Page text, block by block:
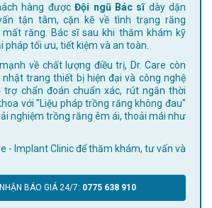
hàng đượcĐội ngũ Bác sĩdày dặn
tận tâm, cặn kẽ về tình trạng răng
răng. Bác sĩ sau khi thăm khám kỹ
pháp tối ưu, tiết kiệm và an toàn.
trang thiết bị hiện đại và công nghệ
chẩn đoán chuẩn xác, rút ngắn thời
với "Liệu pháp trồng răng không đau"
nghiệm trồng răng êm ái, thoải mái như
NHẬN BÁO GIÁ 24/7: 0775 638 910